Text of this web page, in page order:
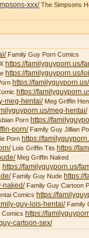
xxx/The Simpsons
Family Guy Porn Comics
https://familyguyporn.us/
https://familyguyporn.us/
https://
https://
meg-hentai/Meg Griffin
meg-hentai/
Porn https://
porn/Family Guy Jillian
Porn https://
Lois Griffin Tits https://
Meg Griffin Naked
https://familyguyporn.us/
Family Guy Nude https://
naked/Family Guy Cartoon
Comics https://
guy-lois-hentai/Family
https://
cartoon-sex/